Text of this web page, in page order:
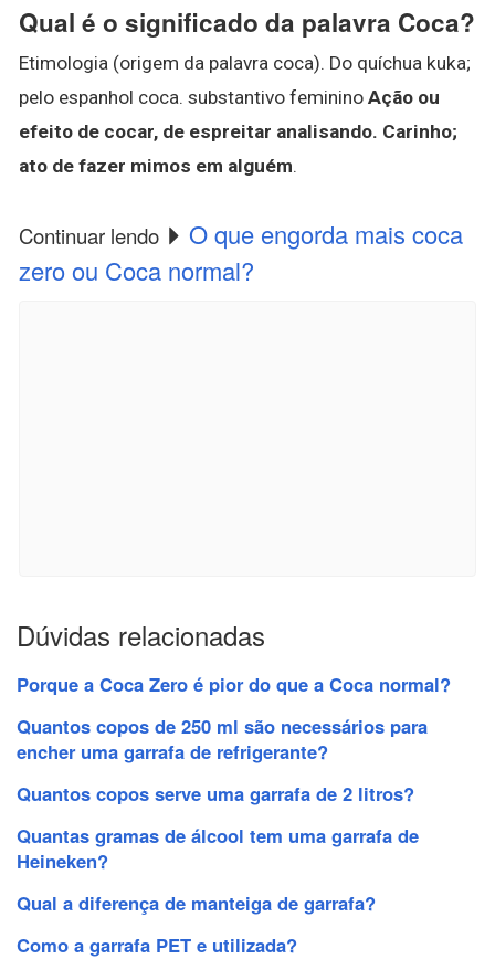
Qual é o significado da palavra Coca?
Etimologia (origem da palavra coca). Do quíchua kuka;
pelo espanhol coca. substantivo feminino Ação ou
efeito de cocar, de espreitar analisando. Carinho;
ato de fazer mimos em alguém.
Continuar lendo
O que engorda mais coca
zero ou Coca normal?
Dúvidas relacionadas
Porque a Coca Zero é pior do que a Coca normal?
Quantos copos de 250 ml são necessários para
encher uma garrafa de refrigerante?
Quantos copos serve uma garrafa de 2 litros?
Quantas gramas de álcool tem uma garrafa de
Heineken?
Qual a diferença de manteiga de garrafa?
Como a garrafa PET e utilizada?